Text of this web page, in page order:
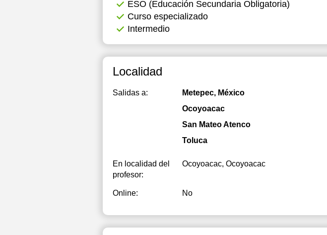
ESO (Educación Secundaria Obligatoria)
Curso especializado
Intermedio
Localidad
Salidas a:
Metepec, México
Ocoyoacac
San Mateo Atenco
Toluca
En localidad del
profesor:
Ocoyoacac, Ocoyoacac
Online: No
13:00
14:00
16:00